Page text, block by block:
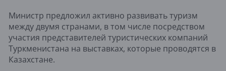
Министр предложил активно развивать туризм
между двумя странами, в том числе посредством
участия представителей туристических компаний
Туркменистана на выставках, которые проводятся в
Казахстане.